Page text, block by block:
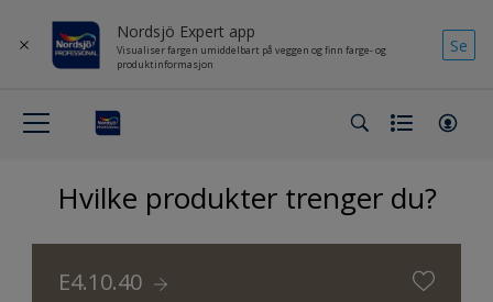
Nordsjö Expert app
Visualiser fargen umiddelbart på veggen og finn farge- og
produktinformasjon
Se
Hvilke produkter trenger du?
E4.10.40